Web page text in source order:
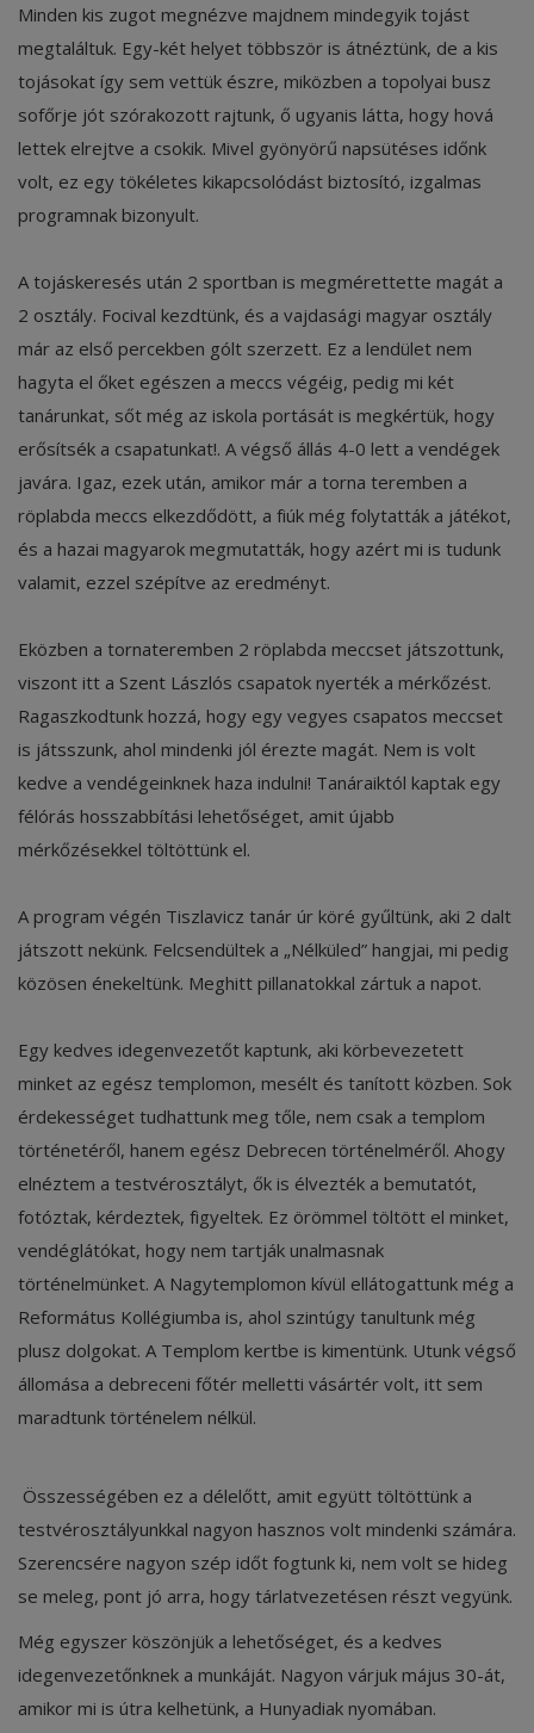
Minden kis zugot megnézve majdnem mindegyik tojást
megtaláltuk. Egy-két helyet többször is átnéztünk, de a kis
tojásokat így sem vettük észre, miközben a topolyai busz
sofőrje jót szórakozott rajtunk, ő ugyanis látta, hogy hová
lettek elrejtve a csokik. Mivel gyönyörű napsütéses időnk
volt, ez egy tökéletes kikapcsolódást biztosító, izgalmas
programnak bizonyult.
A tojáskeresés után 2 sportban is megmérettette magát a
2 osztály. Focival kezdtünk, és a vajdasági magyar osztály
már az első percekben gólt szerzett. Ez a lendület nem
hagyta el őket egészen a meccs végéig, pedig mi két
tanárunkat, sőt még az iskola portását is megkértük, hogy
erősítsék a csapatunkat!. A végső állás 4-0 lett a vendégek
javára. Igaz, ezek után, amikor már a torna teremben a
röplabda meccs elkezdődött, a fiúk még folytatták a játékot,
és a hazai magyarok megmutatták, hogy azért mi is tudunk
valamit, ezzel szépítve az eredményt.
Eközben a tornateremben 2 röplabda meccset játszottunk,
viszont itt a Szent Lászlós csapatok nyerték a mérkőzést.
Ragaszkodtunk hozzá, hogy egy vegyes csapatos meccset
is játsszunk, ahol mindenki jól érezte magát. Nem is volt
kedve a vendégeinknek haza indulni! Tanáraiktól kaptak egy
félórás hosszabbítási lehetőséget, amit újabb
mérkőzésekkel töltöttünk el.
A program végén Tiszlavicz tanár úr köré gyűltünk, aki 2 dalt
játszott nekünk. Felcsendültek a „Nélküled” hangjai, mi pedig
közösen énekeltünk. Meghitt pillanatokkal zártuk a napot.
Egy kedves idegenvezetőt kaptunk, aki körbevezetett
minket az egész templomon, mesélt és tanított közben. Sok
érdekességet tudhattunk meg tőle, nem csak a templom
történetéről, hanem egész Debrecen történelméről. Ahogy
elnéztem a testvérosztályt, ők is élvezték a bemutatót,
fotóztak, kérdeztek, figyeltek. Ez örömmel töltött el minket,
vendéglátókat, hogy nem tartják unalmasnak
történelmünket. A Nagytemplomon kívül ellátogattunk még a
Református Kollégiumba is, ahol szintúgy tanultunk még
plusz dolgokat. A Templom kertbe is kimentünk. Utunk végső
állomása a debreceni főtér melletti vásártér volt, itt sem
maradtunk történelem nélkül.
Összességében ez a délelőtt, amit együtt töltöttünk a
testvérosztályunkkal nagyon hasznos volt mindenki számára.
Szerencsére nagyon szép időt fogtunk ki, nem volt se hideg
se meleg, pont jó arra, hogy tárlatvezetésen részt vegyünk.
Még egyszer köszönjük a lehetőséget, és a kedves
idegenvezetőnknek a munkáját. Nagyon várjuk május 30-át,
amikor mi is útra kelhetünk, a Hunyadiak nyomában.